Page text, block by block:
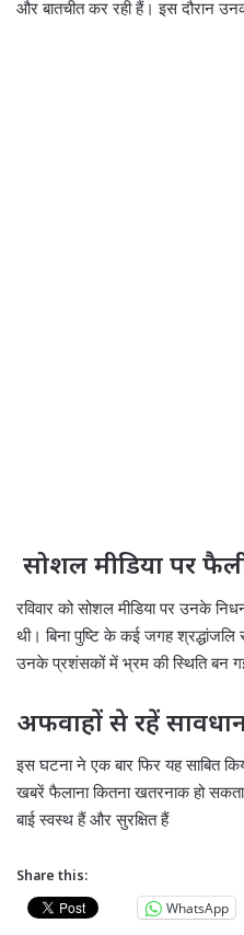
और बातचीत कर रही हैं। इस दौरान
सोशल मीडिया पर
रविवार को सोशल मीडिया पर उनके
थी। बिना पुष्टि के कई जगह
उनके प्रशंसकों में भ्रम की स्थिति बन
अफवाहों से रहें
इस घटना ने एक बार फिर यह साबित
खबरें फैलाना कितना खतरनाक हो
बाई स्वस्थ हैं और सुरक्षित हैं
Share this:
WhatsApp